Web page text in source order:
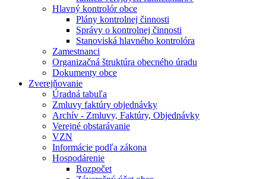
Hlavný kontrolór obce
Plány kontrolnej činnosti
Správy o kontrolnej činnosti
Stanoviská hlavného kontrolóra
Zamestnanci
Organizačná štruktúra obecného úradu
Dokumenty obce
Zverejňovanie
Úradná tabuľa
Zmluvy faktúry objednávky
Archív - Zmluvy, Faktúry, Objednávky
Verejné obstarávanie
VZN
Informácie podľa zákona
Hospodárenie
Rozpočet